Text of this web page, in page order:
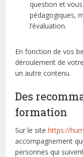
question et
pédagogiques,
l’évaluation.
En fonction de vos
déroulement de
un autre contenu.
Des
formation
Sur le sitehttps://
accompagnement
personnes qui